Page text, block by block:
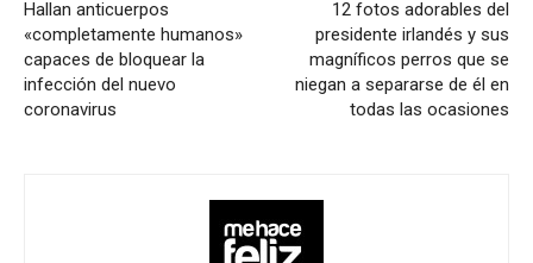
Hallan anticuerpos
«completamente humanos»
capaces de bloquear la
infección del nuevo
coronavirus
12 fotos adorables del
presidente irlandés y sus
magníficos perros que se
niegan a separarse de él en
todas las ocasiones